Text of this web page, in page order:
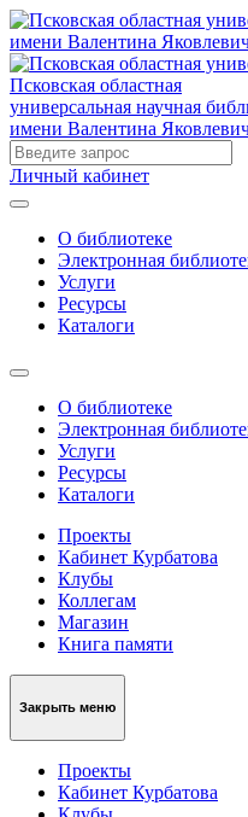
Псковская областная
универсальная научная
имени Валентина
Личный кабинет
О библиотеке
Электронная
Услуги
Ресурсы
Каталоги
О библиотеке
Электронная
Услуги
Ресурсы
Каталоги
Проекты
Кабинет Курбатова
Клубы
Коллегам
Магазин
Книга памяти
Закрыть меню
Проекты
Кабинет Курбатова